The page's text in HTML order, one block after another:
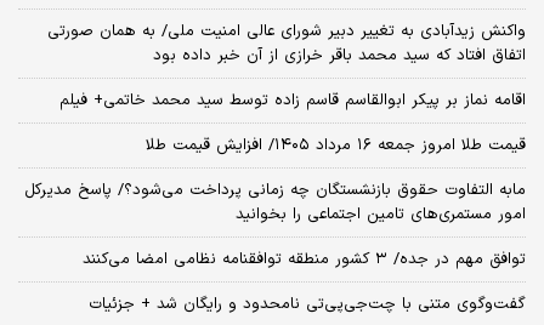
واکنش زیدآبادی به تغییر دبیر شورای عالی امنیت ملی/ به همان صورتی
اتفاق افتاد که سید محمد باقر خرازی از آن خبر داده بود
اقامه نماز بر پیکر ابوالقاسم قاسم زاده توسط سید محمد خاتمی+ فیلم
قیمت طلا امروز جمعه ۱۶ مرداد ۱۴۰۵/ افزایش قیمت طلا
مابه التفاوت حقوق بازنشستگان چه زمانی پرداخت می‌شود؟/ پاسخ مدیرکل
امور مستمری‌های تامین اجتماعی را بخوانید
توافق مهم در جده/ ۳ کشور منطقه توافقنامه نظامی امضا می‌کنند
گفت‌وگوی متنی با چت‌جی‌پی‌تی نامحدود و رایگان شد + جزئیات